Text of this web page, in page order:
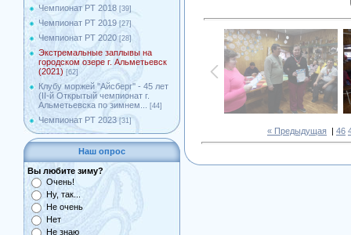
Чемпионат РТ 2018 [39]
Чемпионат РТ 2019 [27]
Чемпионат РТ 2020 [28]
Экстремальные заплывы на
городском озере г. Альметьевск
(2021) [62]
Клубу моржей ''Айсберг'' - 45 лет
(II-й Открытый чемпионат г.
Альметьевска по зимнем...
[44]
Чемпионат РТ 2023 [31]
Наш опрос
Вы любите зиму?
Очень!
Ну, так...
Не очень
Нет
Не знаю
« Предыдущая | 46